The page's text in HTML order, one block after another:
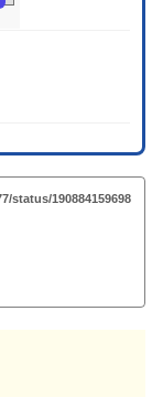
status/190884159698